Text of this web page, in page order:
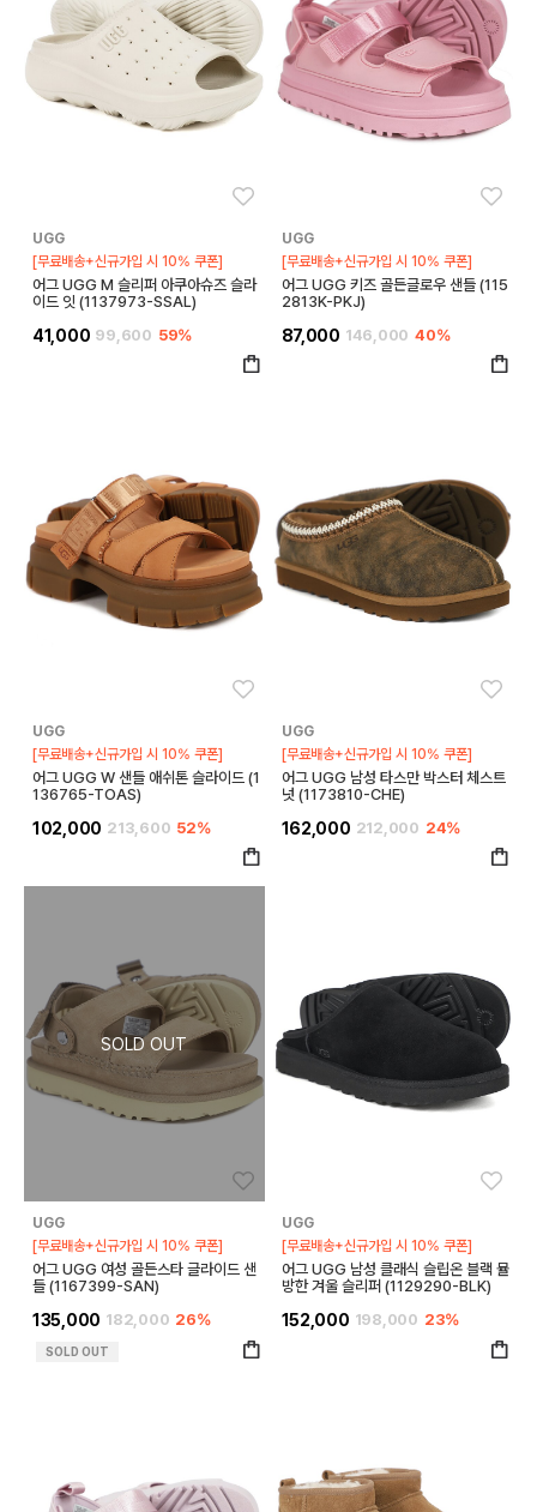
UGG
[무료배송+신규가입 시 10% 쿠폰]
어그 UGG M 슬리퍼 아쿠아슈즈 슬라
이드 잇 (1137973-SSAL)
41,000 99,600 59%
UGG
[무료배송+신규가입 시 10% 쿠폰]
어그 UGG 키즈 골든글로우 샌들 (115
2813K-PKJ)
87,000 146,000 40%
UGG
[무료배송+신규가입 시 10% 쿠폰]
어그 UGG W 샌들 애쉬톤 슬라이드 (1
136765-TOAS)
102,000 213,600 52%
UGG
[무료배송+신규가입 시 10% 쿠폰]
어그 UGG 남성 타스만 박스터 체스트
넛 (1173810-CHE)
162,000 212,000 24%
UGG
[무료배송+신규가입 시 10% 쿠폰]
어그 UGG 여성 골든스타 글라이드 샌
들 (1167399-SAN)
135,000 182,000 26%
SOLD OUT
UGG
[무료배송+신규가입 시 10% 쿠폰]
어그 UGG 남성 클래식 슬립온 블랙 뮬
방한 겨울 슬리퍼 (1129290-BLK)
152,000 198,000 23%